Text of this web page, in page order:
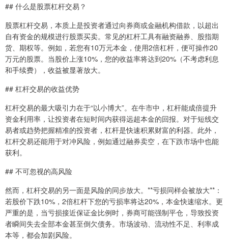
## 什么是股票杠杆交易？
股票杠杆交易，本质上是投资者通过向券商或金融机构借款，以超出
自有资金的规模进行股票买卖。常见的杠杆工具有融资融券、股指期
货、期权等。例如，若您有10万元本金，使用2倍杠杆，便可操作20
万元的股票。当股价上涨10%，您的收益率将达到20%（不考虑利息
和手续费），收益被显著放大。
## 杠杆交易的收益优势
杠杆交易的最大吸引力在于“以小博大”。在牛市中，杠杆能成倍提升
资金利用率，让投资者在短时间内获得远超本金的回报。对于短线交
易者或趋势把握精准的投资者，杠杆是快速积累财富的利器。此外，
杠杆交易还能用于对冲风险，例如通过融券卖空，在下跌市场中也能
获利。
## 不可忽视的高风险
然而，杠杆交易的另一面是风险的同步放大。**亏损同样会被放大**：
若股价下跌10%，2倍杠杆下您的亏损率将达20%，本金快速缩水。更
严重的是，当亏损接近保证金比例时，券商可能强制平仓，导致投资
者瞬间失去全部本金甚至倒欠债务。市场波动、流动性不足、利率成
本等，都会加剧风险。